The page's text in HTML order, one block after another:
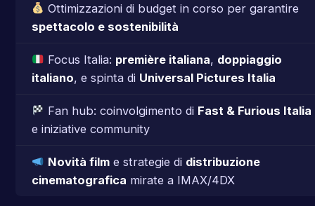
Ottimizzazioni di budget in corso per garantire
spettacolo e sostenibilità
Focus Italia: première italiana, doppiaggio
italiano, e spinta di Universal Pictures Italia
Fan hub: coinvolgimento di Fast & Furious Italia
e iniziative community
Novità film e strategie di distribuzione
cinematografica mirate a IMAX/4DX